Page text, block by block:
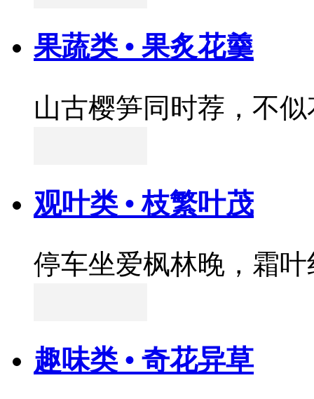
果蔬类 • 果炙花羹
山古樱笋同时荐，不
观叶类 • 枝繁叶茂
停车坐爱枫林晚，霜
趣味类 • 奇花异草